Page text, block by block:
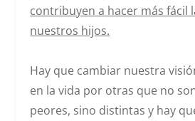
contribuyen a hacer más fácil
nuestros hijos.
Hay que cambiar nuestra
en la vida por otras que no
peores, sino distintas y hay